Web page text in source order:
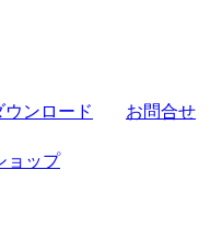
ウンロード お問合せ
ョップ